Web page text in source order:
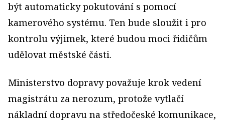
být automaticky pokutování s pomocí
kamerového systému. Ten bude sloužit i pro
kontrolu výjimek, které budou moci řidičům
udělovat městské části.
Ministerstvo dopravy považuje krok vedení
magistrátu za nerozum, protože vytlačí
nákladní dopravu na středočeské komunikace,